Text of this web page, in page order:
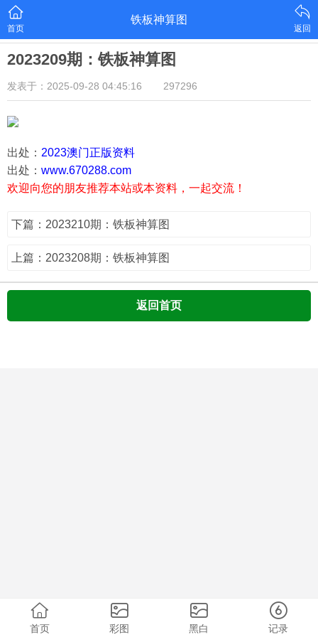
首页
铁板神算图
返回
2023209期：铁板神算图
发表于：2025-09-28 04:45:16 297296
出处： 2023澳门正版资料
出处： www.670288.com
欢迎向您的朋友推荐本站或本资料，一起交流！
下篇：2023210期：铁板神算图
上篇：2023208期：铁板神算图
返回首页
首页 彩图 黑白 记录